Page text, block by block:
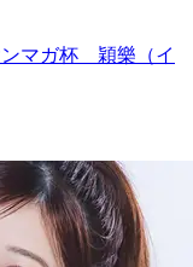
マガ杯 穎樂（イ